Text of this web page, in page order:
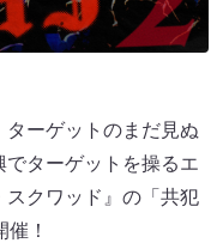
ーゲットのまだ見ぬ
ターゲットを操るエ
クワッド』の「共犯
！